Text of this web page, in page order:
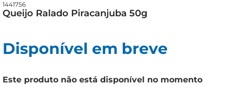
1441756
Queijo Ralado Piracanjuba 50g
Disponível em breve
Este produto não está disponível no momento
queijo
azeite